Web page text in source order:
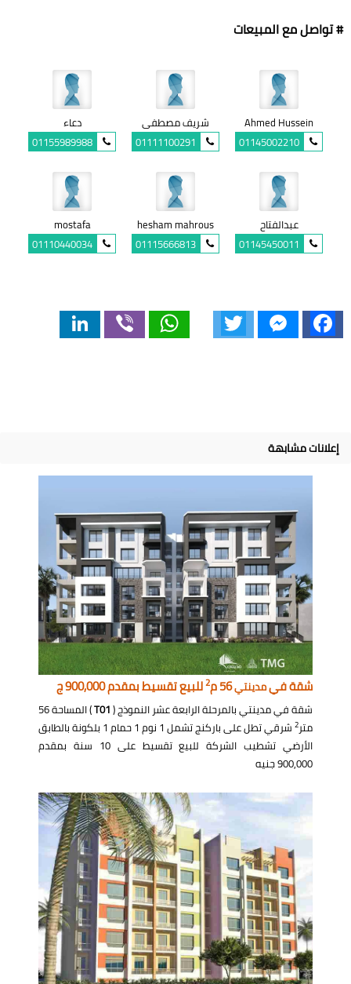
# تواصل مع المبيعات
Ahmed Hussein
01145002210
شريف مصطفى
01111100291
دعاء
01155989988
عبدالفتاح
01145450011
hesham mahrous
01115666813
mostafa
01110440034
Facebook
Messenger
WhatsApp
إعلانات مشابهة
شقة فيمدينتي56 م 2للبيع تقسيط بمقدم 900,000 ج
شقة في مدينتي بالمرحلة الرابعة عشر النموذج (T01
) المساحة 56
متر2
شرقي تطل على باركنج تشمل 1 نوم 1 حمام 1 بلكونة بالطابق
الأرضي تشطيب الشركة للبيع تقسيط على 10 سنة بمقدم
900,000 جنيه